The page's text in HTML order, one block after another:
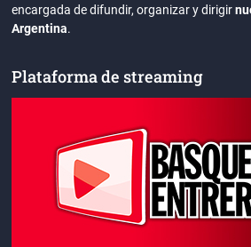
encargada de difundir, organizar y dirigir
Argentina.
Plataforma de streaming